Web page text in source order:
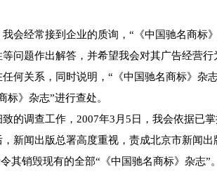
经常接到企业的质询，“《中国驰名商标》
问题作出解答，并希望我会对其广告经营
何关系，同时说明，“《中国驰名商标》杂
标》杂志”进行查处。
调查工作，2007年3月5日，我会依据已掌
新闻出版总署高度重视，责成北京市新闻
其销毁现有的全部“《中国驰名商标》杂志”